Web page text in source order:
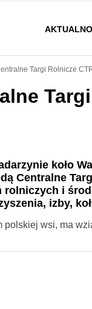
Targi Rolnicze
koło
Centralne
rolniczych i
izby,
wsi, ma